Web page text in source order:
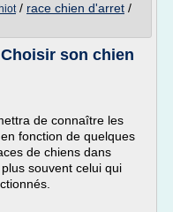
/ race chien d'arret /
son chien
de connaître les
fonction de quelques
de chiens dans
souvent celui qui